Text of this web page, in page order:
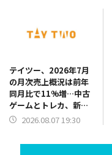
テイツー、2026年7月
の月次売上概況は前年
同月比で11%増…中古
ゲームとトレカ、新品
トレカがけん引
2026.08.07 19:30